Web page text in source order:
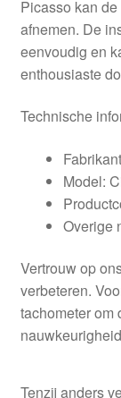
Picasso kan
afnemen. De
eenvoudig en
enthousiaste
Technische
Model:
Overige
Vertrouw op
verbeteren.
tachometer om
Tenzij anders